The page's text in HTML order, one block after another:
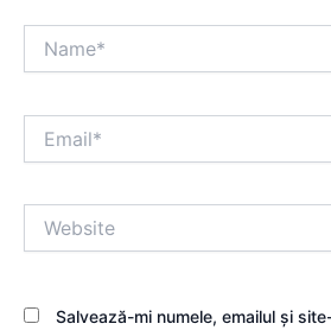
Salvează-mi numele, emailul și